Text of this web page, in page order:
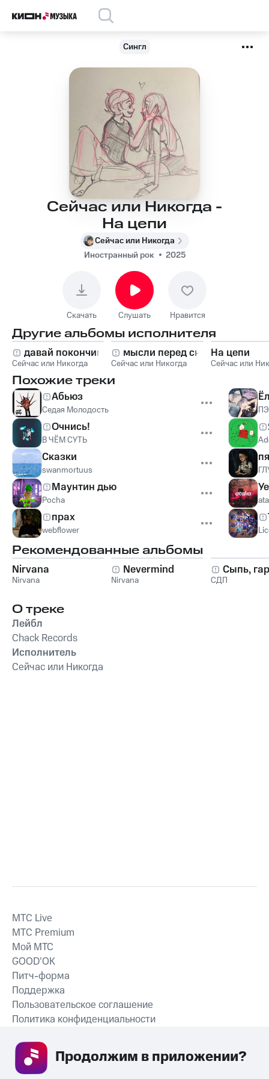
Сингл
Сейчас или Никогда -
На цепи
Сейчас или Никогда
Иностранный рок
2025
Скачать Слушать Нравится
Другие альбомы исполнителя
давай покончим
Сейчас или Никогда
мысли перед сном
Сейчас или Никогда
На цепи
Сейчас или
Похожие треки
Абьюз
Седая Молодость
Очнись!
В ЧЁМ СУТЬ
Сказки
swanmortuus
Маунтин дью
Pocha
прах
webflower
Рекомендованные альбомы
Nirvana
Nirvana
Nevermind
Nirvana
Сыпь,
СДП
О треке
Лейбл
Chack Records
Исполнитель
Сейчас или Никогда
СКАЧАТЬ ПРИЛОЖЕНИЕ
MTС Live
MTС Premium
Мой МТС
GOOD’OK
Питч-форма
Поддержка
Пользовательское соглашение
Политика конфиденциальности